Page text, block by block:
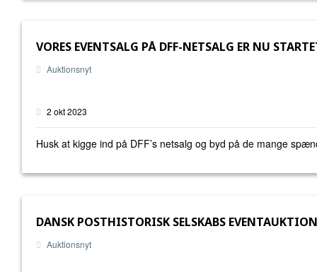
VORES EVENTSALG PÅ DFF-NETSALG ER NU
Auktionsnyt
2 okt 2023
Husk at kigge ind på DFF’s netsalg og byd på de mange
DANSK POSTHISTORISK SELSKABS
Auktionsnyt